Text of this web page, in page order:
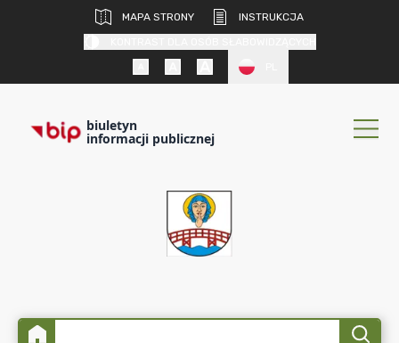
MAPA STRONY
INSTRUKCJA
biuletyn
informacji publicznej